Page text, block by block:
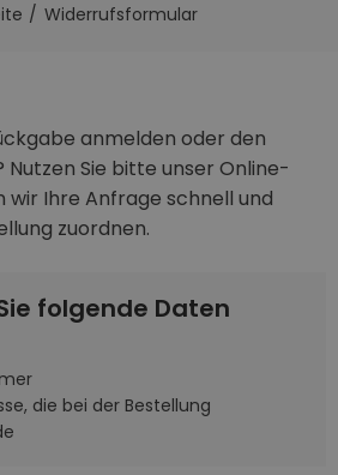
Widerrufsformular
anmelden oder den
Sie bitte unser Online-
wir Ihre Anfrage schnell und
zuordnen.
folgende Daten
die bei der Bestellung